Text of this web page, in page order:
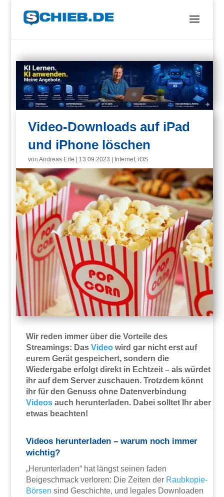
Video-Downloads auf iPad
und iPhone löschen
vonAndreas Erle 13.09.2023 Internet,iOS
Wir reden immer über die Vorteile des
Streamings: DasVideo wird gar nicht erst auf
eurem Gerät gespeichert, sondern die
Wiedergabe erfolgt direkt in Echtzeit – als würdet
ihr auf dem Server zuschauen. Trotzdem könnt
ihr für den Genuss ohne Datenverbindung
Videos auch herunterladen. Dabei solltet Ihr aber
etwas beachten!
Videos herunterladen – warum noch immer
wichtig?
„Herunterladen“ hat längst seinen faden
Beigeschmack verloren: Die Zeiten der Raubkopie-
Börsen sind Geschichte, und legales Downloaden